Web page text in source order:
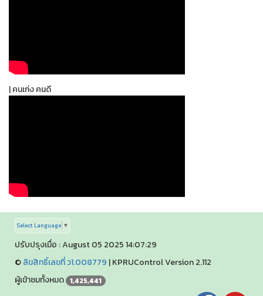
| คนเก่ง คนดี
Select Language ▼
ปรับปรุงเมื่อ : August 05 2025 14:07:29
©ลิขสิทธิ์เลขที่ ว1.008779 |KPRUControl Version 2.112
ผู้เข้าชมทั้งหมด 1,425,441